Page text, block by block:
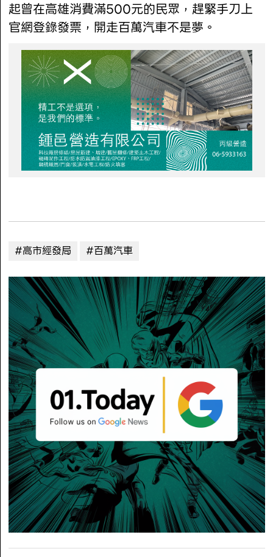
起曾在高雄消費滿500元的民眾，趕緊手刀上
官網登錄發票，開走百萬汽車不是夢。
#高市經發局 #百萬汽車